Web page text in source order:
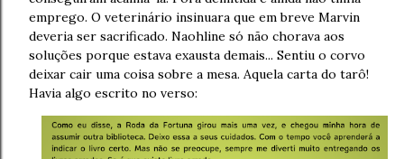
emprego. O veterinário insinuara que em breve Marvin
deveria ser sacrificado. Naohline só não chorava aos
soluções porque estava exausta demais... Sentiu o corvo
deixar cair uma coisa sobre a mesa. Aquela carta do tarô!
Havia algo escrito no verso: